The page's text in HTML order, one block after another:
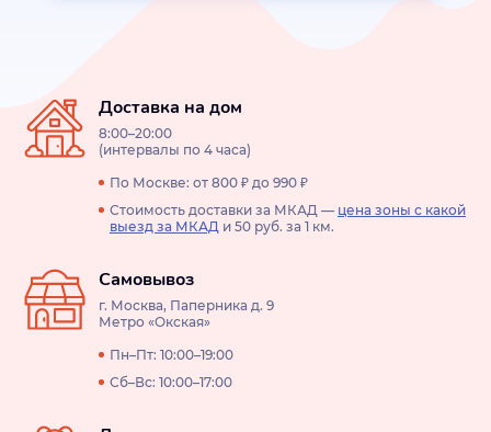
Доставка на дом
8:00–20:00
(интервалы по 4 часа)
По Москве: от 800 ₽ до 990 ₽
Стоимость доставки за МКАД — цена зоны с какой
выезд за МКАД и 50 руб. за 1 км.
Самовывоз
г. Москва, Паперника д. 9
Метро «Окская»
Пн–Пт: 10:00–19:00
Сб–Вс: 10:00–17:00